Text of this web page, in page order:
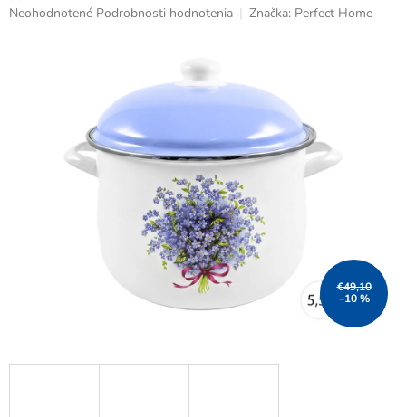
Priemerné
Neohodnotené Podrobnosti hodnotenia Značka: Perfect Home
€49,10
–10 %